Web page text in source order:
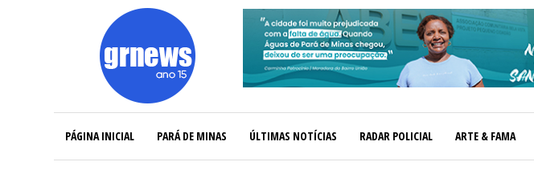
PÁGINA INICIAL PARÁ DE MINAS ÚLTIMAS NOTÍCIAS RADAR POLICIAL ARTE & FAMA